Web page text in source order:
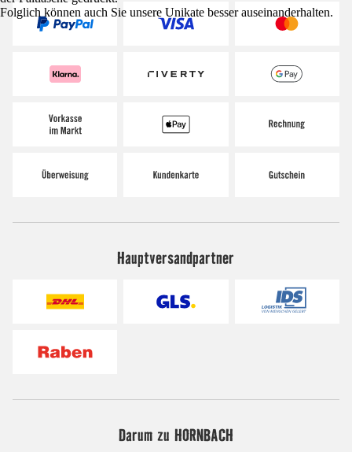
Folglich können auch Sie unsere Unikate besser auseinanderhalten.
Hauptversandpartner
Darum zu HORNBACH